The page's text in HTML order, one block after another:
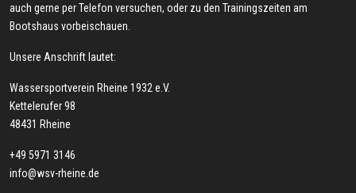
auch gerne per Telefon versuchen, oder zu den Trainingszeiten am
Bootshaus vorbeischauen.
Unsere Anschrift lautet:
Wassersportverein Rheine 1932 e.V.
Kettelerufer 98
48431 Rheine
+49 5971 3146
info@wsv-rheine.de